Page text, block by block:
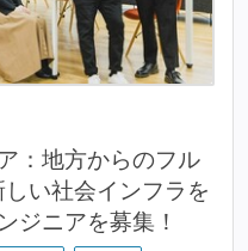
：地方からのフル
い社会インフラを
ジニアを募集！